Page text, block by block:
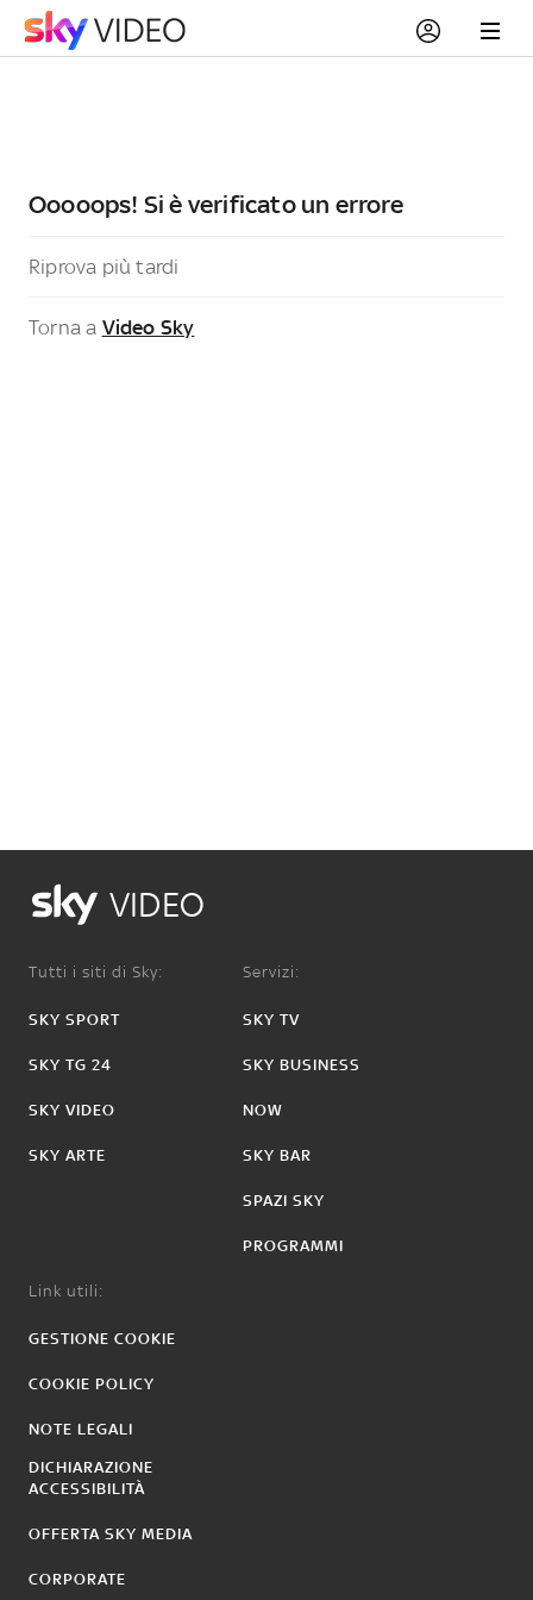
Ooooops! Si è verificato un errore
Riprova più tardi
Torna a Video Sky
VIDEO
Tutti i siti di Sky:
SKY SPORT
SKY TG 24
SKY VIDEO
SKY ARTE
Servizi:
SKY TV
SKY BUSINESS
NOW
SKY BAR
SPAZI SKY
PROGRAMMI
Link utili:
GESTIONE COOKIE
COOKIE POLICY
NOTE LEGALI
DICHIARAZIONE
ACCESSIBILITÀ
OFFERTA SKY MEDIA
CORPORATE